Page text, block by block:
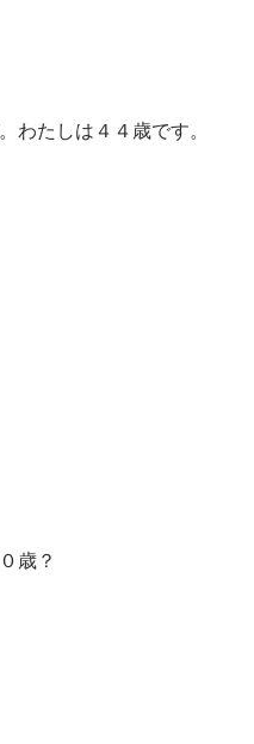
わたしは４４歳です。
歳？